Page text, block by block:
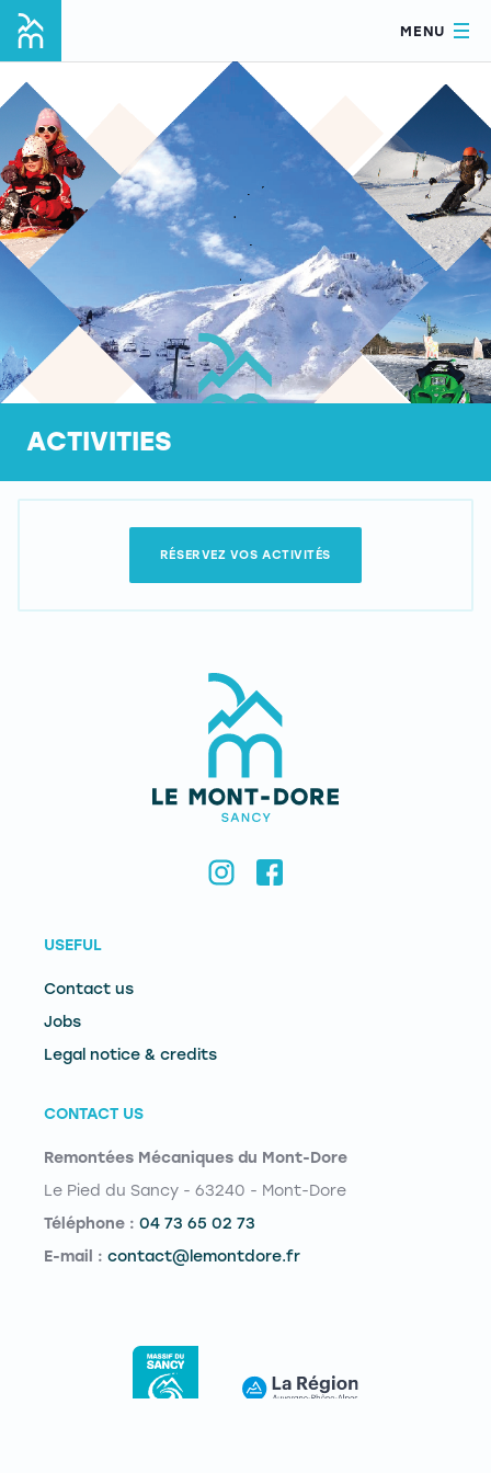
MENU
ACTIVITIES
RÉSERVEZ VOS ACTIVITÉS
USEFUL
Contact us
Jobs
Legal notice & credits
CONTACT US
Remontées Mécaniques du Mont-Dore
Le Pied du Sancy - 63240 - Mont-Dore
Téléphone : 04 73 65 02 73
E-mail : contact@lemontdore.fr